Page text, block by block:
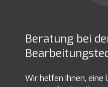
Beratung bei
Wir helfen Ihnen,